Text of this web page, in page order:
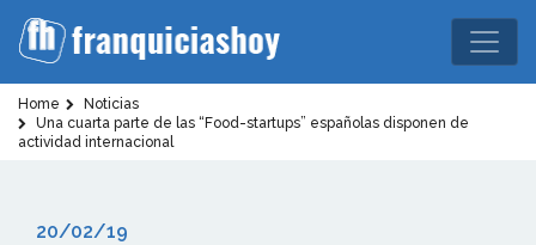
Home
Noticias
Una cuarta parte de las “Food-startups” españolas disponen de
actividad internacional
20/02/19